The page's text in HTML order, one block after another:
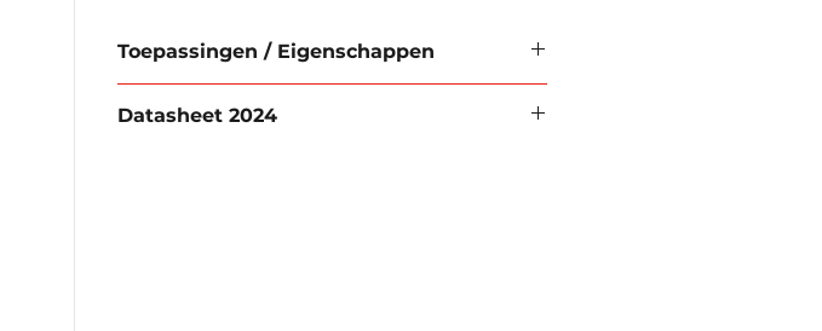
Toepassingen / Eigenschappen
Weerbestendig
Datasheet 2024